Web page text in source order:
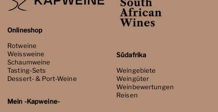
Onlineshop
Rotweine
Weissweine
Schaumweine
Tasting-Sets
Dessert- & Port-Weine
Mein -Kapweine-
Südafrika
Weingebiete
Weingüter
Weinbewertungen
Reisen